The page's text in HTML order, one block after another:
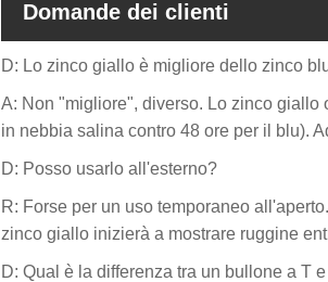
Domande dei clienti
D: Lo zinco giallo è migliore dello zinco
A: Non "migliore", diverso. Lo zinco giallo
in nebbia salina contro 48 ore per il blu).
D: Posso usarlo all'esterno?
R: Forse per un uso temporaneo
zinco giallo inizierà a mostrare ruggine
D: Qual è la differenza tra un bullone a T